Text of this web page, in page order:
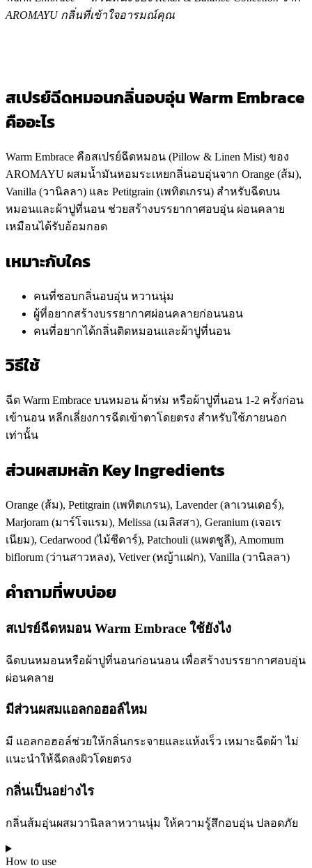
AROMAYU กลิ่นที่เข้าใจอารมณ์คุณ
สเปรย์ฉีดหมอนกลิ่นอบอุ่น Warm Embrace
คืออะไร
Warm Embrace คือสเปรย์ฉีดหมอน (Pillow & Linen Mist) ของ
AROMAYU ผสมน้ำมันหอมระเหยกลิ่นอบอุ่นจาก Orange (ส้ม),
Vanilla (วานิลลา) และ Petitgrain (เพทิตเกรน) สำหรับฉีดบน
หมอนและผ้าปูที่นอน ช่วยสร้างบรรยากาศอบอุ่น ผ่อนคลาย
เหมือนได้รับอ้อมกอด
เหมาะกับใคร
คนที่ชอบกลิ่นอบอุ่น หวานนุ่ม
ผู้ที่อยากสร้างบรรยากาศผ่อนคลายก่อนนอน
คนที่อยากได้กลิ่นติดหมอนและผ้าปูที่นอน
วิธีใช้
ฉีด Warm Embrace บนหมอน ผ้าห่ม หรือผ้าปูที่นอน 1-2 ครั้งก่อน
เข้านอน หลีกเลี่ยงการฉีดเข้าตาโดยตรง สำหรับใช้ภายนอก
เท่านั้น
ส่วนผสมหลัก Key Ingredients
Orange (ส้ม), Petitgrain (เพทิตเกรน), Lavender (ลาเวนเดอร์),
Marjoram (มาร์โจแรม), Melissa (เมลิสสา), Geranium (เจอเร
เนียม), Cedarwood (ไม้ซีดาร์), Patchouli (แพตชูลี), Amomum
biflorum (ว่านสาวหลง), Vetiver (หญ้าแฝก), Vanilla (วานิลลา)
คำถามที่พบบ่อย
สเปรย์ฉีดหมอน Warm Embrace ใช้ยังไง
ฉีดบนหมอนหรือผ้าปูที่นอนก่อนนอน เพื่อสร้างบรรยากาศอบอุ่น
ผ่อนคลาย
มีส่วนผสมแอลกอฮอล์ไหม
มี แอลกอฮอล์ช่วยให้กลิ่นกระจายและแห้งเร็ว เหมาะฉีดผ้า ไม่
แนะนำให้ฉีดลงผิวโดยตรง
กลิ่นเป็นอย่างไร
กลิ่นส้มอุ่นผสมวานิลลาหวานนุ่ม ให้ความรู้สึกอบอุ่น ปลอดภัย
How to use